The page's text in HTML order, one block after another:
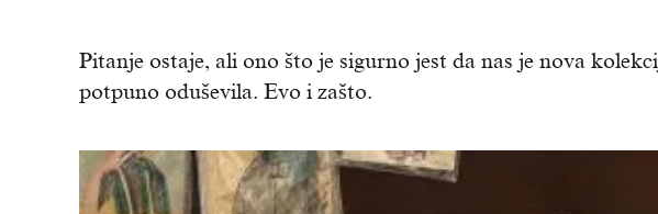
Pitanje ostaje, ali ono što je sigurno jest da nas je nova
potpuno oduševila. Evo i zašto.